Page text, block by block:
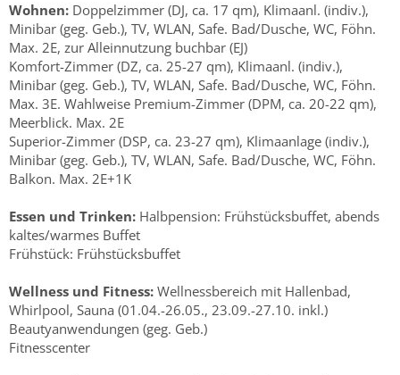
Wohnen: Doppelzimmer (DJ, ca. 17 qm), Klimaanl. (indiv.),
Minibar (geg. Geb.), TV, WLAN, Safe. Bad/Dusche, WC, Föhn.
Max. 2E, zur Alleinnutzung buchbar (EJ)
Komfort-Zimmer (DZ, ca. 25-27 qm), Klimaanl. (indiv.),
Minibar (geg. Geb.), TV, WLAN, Safe. Bad/Dusche, WC, Föhn.
Max. 3E. Wahlweise Premium-Zimmer (DPM, ca. 20-22 qm),
Meerblick. Max. 2E
Superior-Zimmer (DSP, ca. 23-27 qm), Klimaanlage (indiv.),
Minibar (geg. Geb.), TV, WLAN, Safe. Bad/Dusche, WC, Föhn.
Balkon. Max. 2E+1K
Essen und Trinken: Halbpension: Frühstücksbuffet, abends
kaltes/warmes Buffet
Frühstück: Frühstücksbuffet
Wellness und Fitness: Wellnessbereich mit Hallenbad,
Whirlpool, Sauna (01.04.-26.05., 23.09.-27.10. inkl.)
Beautyanwendungen (geg. Geb.)
Fitnesscenter